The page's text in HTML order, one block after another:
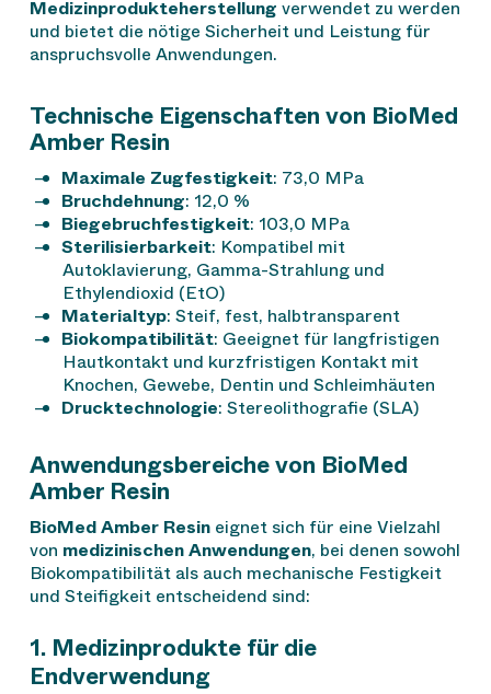
Medizinprodukteherstellung verwendet zu werden
und bietet die nötige Sicherheit und Leistung für
anspruchsvolle Anwendungen.
Technische Eigenschaften von BioMed
Amber Resin
Maximale Zugfestigkeit: 73,0 MPa
Bruchdehnung: 12,0 %
Biegebruchfestigkeit: 103,0 MPa
Sterilisierbarkeit: Kompatibel mit
Autoklavierung, Gamma-Strahlung und
Ethylendioxid (EtO)
Materialtyp: Steif, fest, halbtransparent
Biokompatibilität: Geeignet für langfristigen
Hautkontakt und kurzfristigen Kontakt mit
Knochen, Gewebe, Dentin und Schleimhäuten
Drucktechnologie: Stereolithografie (SLA)
Anwendungsbereiche von BioMed
Amber Resin
BioMed Amber Resineignet sich für eine Vielzahl
von medizinischen Anwendungen, bei denen sowohl
Biokompatibilität als auch mechanische Festigkeit
und Steifigkeit entscheidend sind:
1. Medizinprodukte für die
Endverwendung